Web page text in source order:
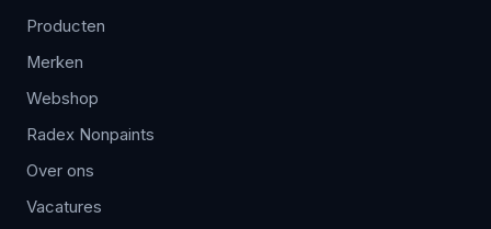
Producten
Merken
Webshop
Radex Nonpaints
Over ons
Vacatures